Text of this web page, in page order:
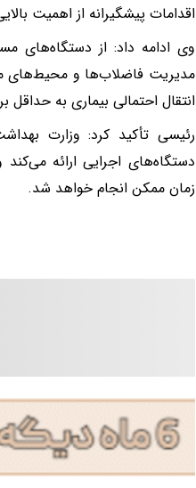
اقدامات پیشگیرانه از اهمیت
وی ادامه داد: از دستگاه‌های
مدیریت فاضلاب‌ها و محیط‌های
انتقال احتمالی بیماری به حداقل
رئیسی تأکید کرد: وزارت
دستگاه‌های اجرایی ارائه
زمان ممکن انجام خواهد شد.